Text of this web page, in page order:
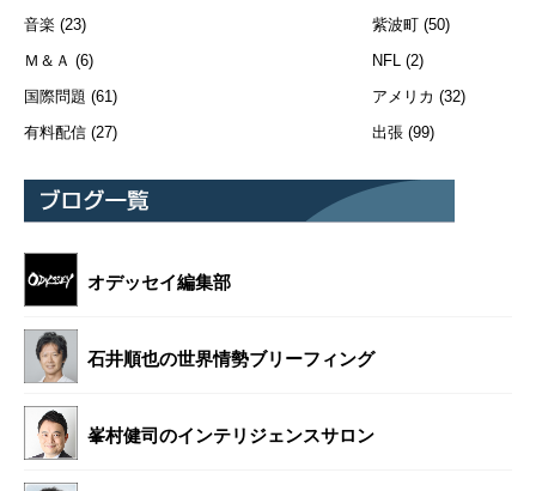
音楽 (23)
Ｍ＆Ａ (6)
国際問題 (61)
有料配信 (27)
紫波町 (50)
NFL (2)
アメリカ (32)
出張 (99)
オデッセイ編集部
石井順也の世界情勢ブリーフィング
峯村健司のインテリジェンスサロン